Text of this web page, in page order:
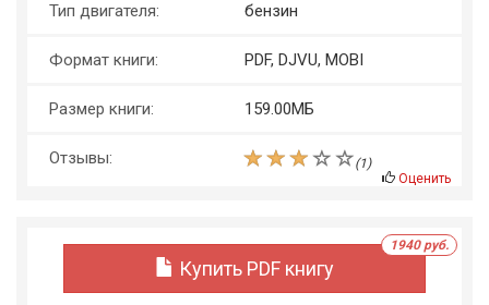
Тип двигателя: бензин
Формат книги: PDF, DJVU, MOBI
Размер книги: 159.00МБ
Отзывы: (1)
Оценить
Купить PDF книгу
1940 руб.